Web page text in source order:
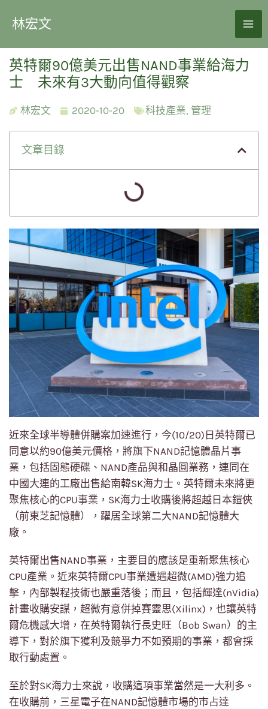
林宏文
英特爾90億美元出售NAND事業給海力
士 未來有3大動向值得觀察
林宏文 2020-10-20 科技產業, 管理
文章目錄
近來全球半導體併購案加速進行，今(10/20)日英特爾已
同意以約90億美元價格，將旗下NAND記憶體晶片事
業，包括固態硬碟、NAND產品與和晶圓業務，連同在
中國大連的工廠出售給南韓SK海力士。英特爾未來將更
聚焦核心的CPU事業，SK海力士收購後將超越日本鎧俠
（前東芝記憶體），躍居全球第二大NAND記憶體大
廠。
英特爾出售NAND事業，主要目的應該是重新聚焦核心
CPU產業。近來英特爾CPU事業遭遇超微(AMD)強力追
擊，內部製程技術也嚴重落後；而且，包括輝達(nVidia)
計畫收購安謀，超微有意併掉賽靈思(Xilinx)，也讓英特
爾危機感大增，在英特爾執行長史旺（Bob Swan）的主
導下，對於旗下獲利及競爭力不如預期的事業，都會採
取行動處置。
至於對SK海力士來說，收購這項事業當然是一大利多。
在收購前，三星電子在NAND記憶體市場的市占達